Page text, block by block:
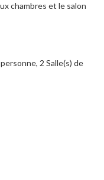
chambres et le salon
2 Salle(s) de